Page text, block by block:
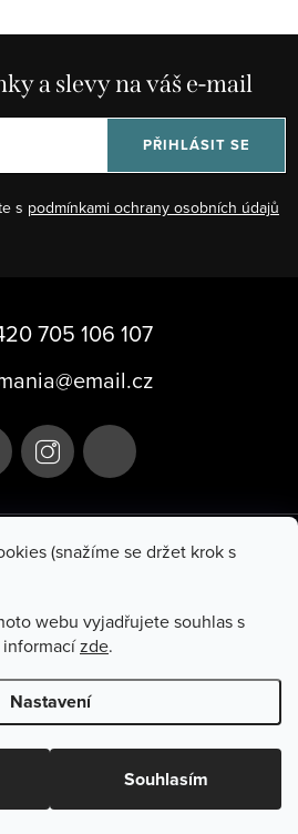
(snažíme se držet krok s
webu vyjadřujete souhlas s
zde.
Nastavení
Souhlasím
a slevy na váš e-mail
s podmínkami ochrany osobních údajů
PŘIHLÁSIT SE
705 106 107
705 106 107
práva vyhrazena.